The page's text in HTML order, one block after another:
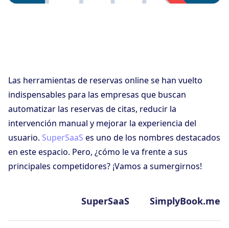
Las herramientas de reservas online se han vuelto
indispensables para las empresas que buscan
automatizar las reservas de citas, reducir la
intervención manual y mejorar la experiencia del
usuario. SuperSaaS es uno de los nombres destacados
en este espacio. Pero, ¿cómo le va frente a sus
principales competidores? ¡Vamos a sumergirnos!
SuperSaaS SimplyBook.me